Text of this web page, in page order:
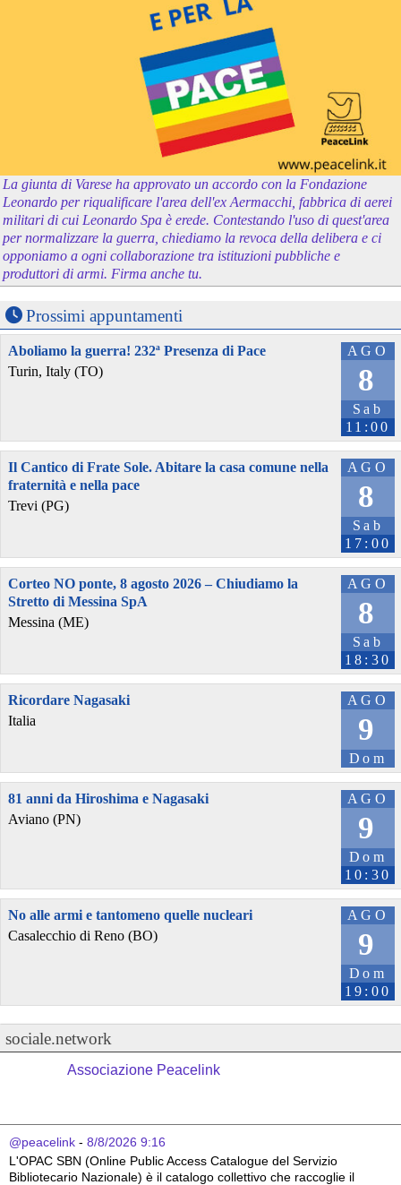
La giunta di Varese ha approvato un accordo con la Fondazione
Leonardo per riqualificare l'area dell'ex Aermacchi, fabbrica di aerei
militari di cui Leonardo Spa è erede. Contestando l'uso di quest'area
per normalizzare la guerra, chiediamo la revoca della delibera e ci
opponiamo a ogni collaborazione tra istituzioni pubbliche e
produttori di armi. Firma anche tu.
Prossimi appuntamenti
AGO
8
Sab
11:00
Aboliamo la guerra! 232ª Presenza di Pace
Turin, Italy (TO)
AGO
8
Sab
17:00
Il Cantico di Frate Sole. Abitare la casa comune nella
fraternità e nella pace
Trevi (PG)
AGO
8
Sab
18:30
Corteo NO ponte, 8 agosto 2026 – Chiudiamo la
Stretto di Messina SpA
Messina (ME)
AGO
9
Dom
Ricordare Nagasaki
Italia
AGO
9
Dom
10:30
81 anni da Hiroshima e Nagasaki
Aviano (PN)
AGO
9
Dom
19:00
No alle armi e tantomeno quelle nucleari
Casalecchio di Reno (BO)
sociale.network
Associazione Peacelink
@peacelink - 8/8/2026 9:16
L'OPAC SBN (Online Public Access Catalogue del Servizio
Bibliotecario Nazionale) è il catalogo collettivo che raccoglie il